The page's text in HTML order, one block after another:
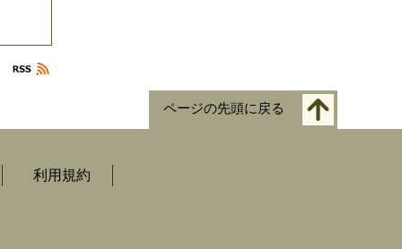
ページの先頭に戻る
利用規約